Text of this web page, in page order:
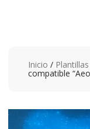
Inicio /
compatible